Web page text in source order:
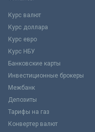
Курс валют
Курс доллара
Курс евро
Курс НБУ
Банковские карты
Инвестиционные брокеры
Межбанк
Депозиты
Тарифы на газ
Конвертер валют